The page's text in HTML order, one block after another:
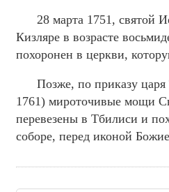
28 марта 1751, святой
Кизляре в возрасте
похоронен в церкви,
Позже, по приказу
1761) мироточивые мощи
перевезены в Тбилиси и
соборе, перед иконой